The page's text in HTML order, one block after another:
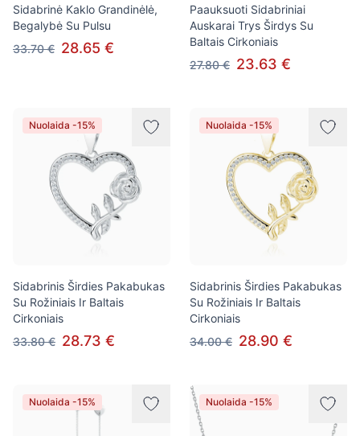
Sidabrinė Kaklo Grandinėlė,
Begalybė Su Pulsu
33.70 € 28.65 €
Paauksuoti Sidabriniai
Auskarai Trys Širdys Su
Baltais Cirkoniais
27.80 € 23.63 €
Nuolaida -15%
Sidabrinis Širdies Pakabukas
Su Rožiniais Ir Baltais
Cirkoniais
33.80 € 28.73 €
Nuolaida -15%
Sidabrinis Širdies Pakabukas
Su Rožiniais Ir Baltais
Cirkoniais
34.00 € 28.90 €
Nuolaida -15% Nuolaida -15%